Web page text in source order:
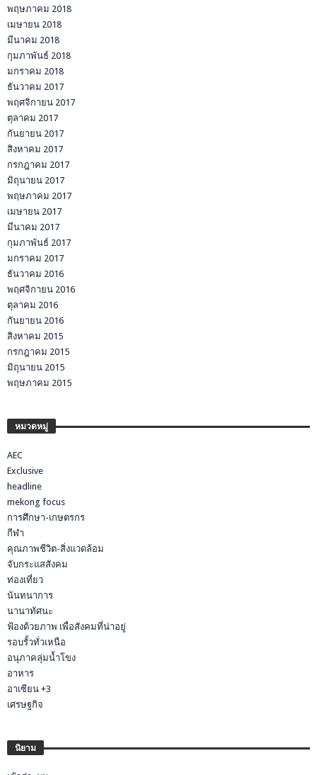
พฤษภาคม 2018
เมษายน 2018
มีนาคม 2018
กุมภาพันธ์ 2018
มกราคม 2018
ธันวาคม 2017
พฤศจิกายน 2017
ตุลาคม 2017
กันยายน 2017
สิงหาคม 2017
กรกฎาคม 2017
มิถุนายน 2017
พฤษภาคม 2017
เมษายน 2017
มีนาคม 2017
กุมภาพันธ์ 2017
มกราคม 2017
ธันวาคม 2016
พฤศจิกายน 2016
ตุลาคม 2016
กันยายน 2016
สิงหาคม 2015
กรกฎาคม 2015
มิถุนายน 2015
พฤษภาคม 2015
หมวดหมู่
AEC
Exclusive
headline
mekong focus
การศึกษา-เกษตรกร
กีฬา
คุณภาพชีวิต-สิ่งแวดล้อม
จับกระแสสังคม
ท่องเที่ยว
นันทนาการ
นานาทัศนะ
ฟ้องด้วยภาพ เพื่อสังคมที่น่าอยู่
รอบรั้วทั่วเหนือ
อนุภาคลุ่มน้ำโขง
อาหาร
อาเซียน +3
เศรษฐกิจ
นิยาม